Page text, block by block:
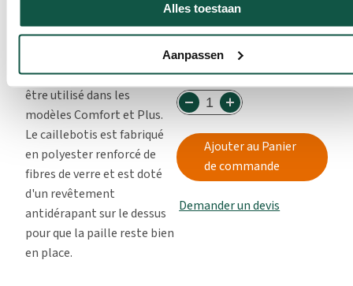
Alles toestaan
Aanpassen
produit
Ce sol en caillebotis peut
être utilisé dans les
modèles Comfort et Plus.
Le caillebotis est fabriqué
en polyester renforcé de
fibres de verre et est doté
d'un revêtement
antidérapant sur le dessus
pour que la paille reste bien
en place.
De € 193,80
Ajouter au Panier
de commande
Demander un devis